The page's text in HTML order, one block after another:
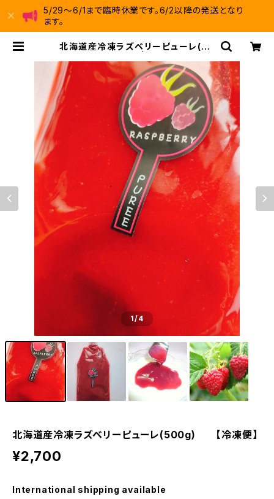
5/29～6/1まで臨時休業です。6/2以降の発送となり
ます。
北海道産冷凍ラズベリーピューレ(50
リーファーム
1/4
北海道産冷凍ラズベリーピューレ(500g) 【冷凍便】
¥2,700
International shipping available